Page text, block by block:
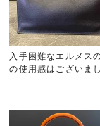
入手困難なエルメス
の使用感はございま
かりとした金額を付
ぜひとも表参道エリ